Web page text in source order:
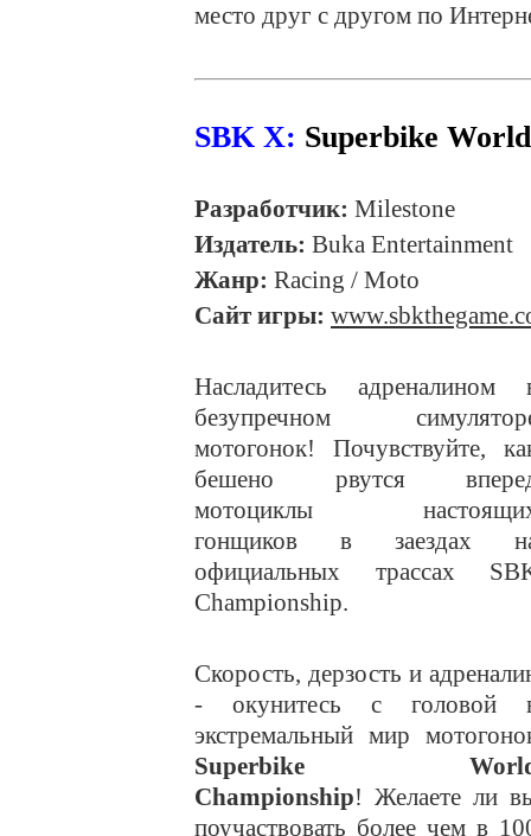
место друг с другом по
SBK X: Superbike
Разработчик: Milestone
Издатель: Buka Entertainment
Жанр: Racing / Moto
Сайт игры:
Насладитесь адреналином
безупречном
мотогонок! Почувствуйте,
бешено рвутся
мотоциклы
гонщиков в заездах
официальных трассах
Championship.
Скорость, дерзость и
- окунитесь с головой
экстремальный мир
Superbike
Championship! Желаете ли
поучаствовать более чем в